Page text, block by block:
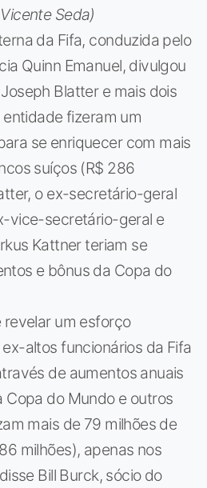
Seda)
da Fifa, conduzida pelo
Quinn Emanuel, divulgou
Blatter e mais dois
fizeram um
se enriquecer com mais
suíços (R$ 286
o ex-secretário-geral
vice-secretário-geral e
Kattner teriam se
e bônus da Copa do
um esforço
altos funcionários da Fifa
de aumentos anuais
Copa do Mundo e outros
mais de 79 milhões de
milhões), apenas nos
Bill Burck, sócio do